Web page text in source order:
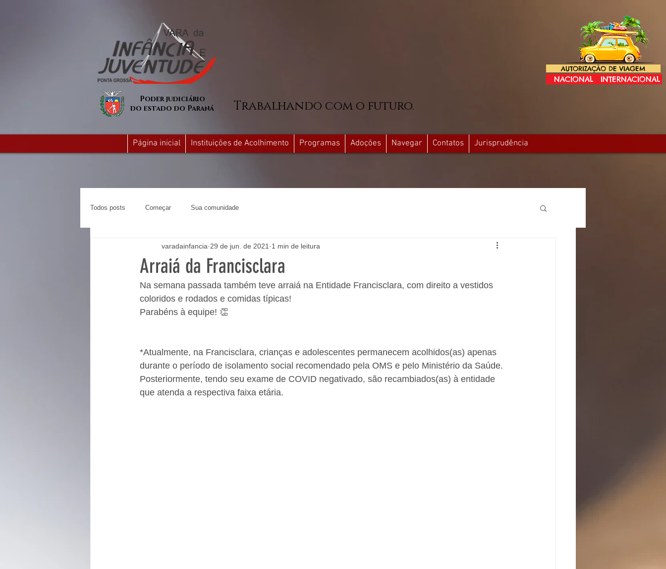
AUTORIZAÇÃO DE VIAGEM
NACIONAL INTERNACIONAL
Poder judiciário
do estado do Paraná
Trabalhando com o futuro.
Página inicial Instituições de Acolhimento Programas Adoções Navegar Contatos Jurisprudência
Todos posts Começar Sua comunidade
Arraiá da Francisclara
varadainfancia 29 de jun. de 2021 1 min de leitura
Na semana passada também teve arraiá na Entidade Francisclara, com direito a vestidos
coloridos e rodados e comidas típicas!
Parabéns à equipe! 👏
*Atualmente, na Francisclara, crianças e adolescentes permanecem acolhidos(as) apenas
durante o período de isolamento social recomendado pela OMS e pelo Ministério da Saúde.
Posteriormente, tendo seu exame de COVID negativado, são recambiados(as) à entidade
que atenda a respectiva faixa etária.